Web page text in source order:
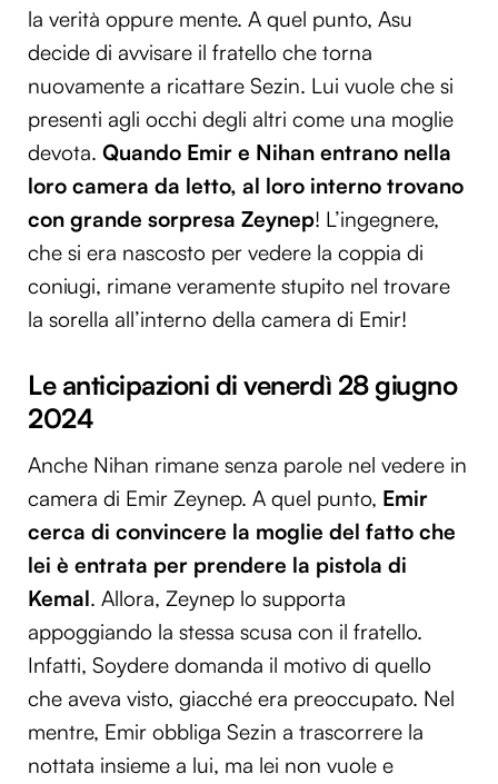
la verità oppure mente. A quel punto, Asu
decide di avvisare il fratello che torna
nuovamente a ricattare Sezin. Lui vuole che si
presenti agli occhi degli altri come una moglie
devota. Quando Emir e Nihan entrano nella
loro camera da letto, al loro interno trovano
con grande sorpresa Zeynep! L’ingegnere,
che si era nascosto per vedere la coppia di
coniugi, rimane veramente stupito nel trovare
la sorella all’interno della camera di Emir!
Le anticipazioni di venerdì 28 giugno
2024
Anche Nihan rimane senza parole nel vedere in
camera di Emir Zeynep. A quel punto, Emir
cerca di convincere la moglie del fatto che
lei è entrata per prendere la pistola di
Kemal. Allora, Zeynep lo supporta
appoggiando la stessa scusa con il fratello.
Infatti, Soydere domanda il motivo di quello
che aveva visto, giacché era preoccupato. Nel
mentre, Emir obbliga Sezin a trascorrere la
nottata insieme a lui, ma lei non vuole e